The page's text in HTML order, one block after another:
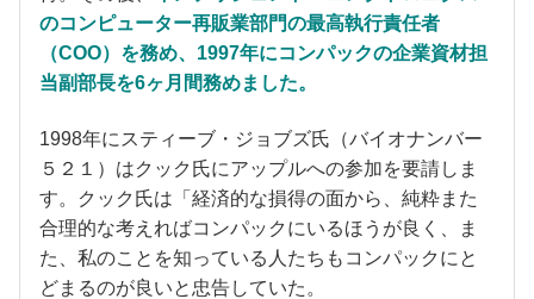
のコンピューター再販業部門の最高執行責任者
（COO）を務め、1997年にコンパックの企業資材担
当副部長を6ヶ月間務めました。
1998年にスティーブ・ジョブズ氏（バイオナンバー
５２１）はクック氏にアップルへの参加を要請しま
す。クック氏は「経済的な損得の面から、純粋また
合理的な考えればコンパックにいるほうが良く、ま
た、私のことを知っている人たちもコンパックにと
どまるのが良いと忠告していた。